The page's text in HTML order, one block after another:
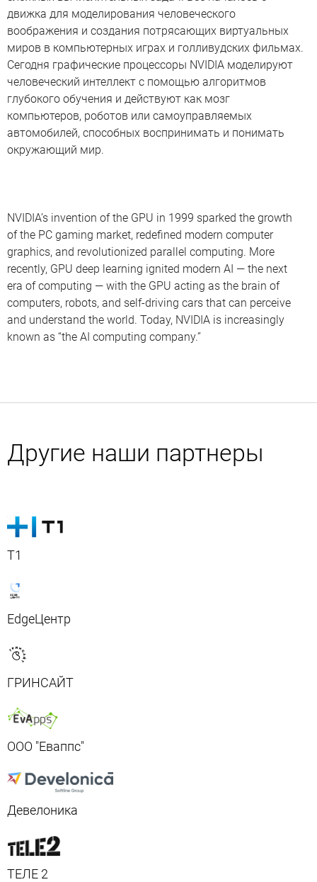
движка для моделирования человеческого
воображения и создания потрясающих виртуальных
миров в компьютерных играх и голливудских фильмах.
Сегодня графические процессоры NVIDIA моделируют
человеческий интеллект с помощью алгоритмов
глубокого обучения и действуют как мозг
компьютеров, роботов или самоуправляемых
автомобилей, способных воспринимать и понимать
окружающий мир.
NVIDIA’s invention of the GPU in 1999 sparked the growth
of the PC gaming market, redefined modern computer
graphics, and revolutionized parallel computing. More
recently, GPU deep learning ignited modern AI — the next
era of computing — with the GPU acting as the brain of
computers, robots, and self-driving cars that can perceive
and understand the world. Today, NVIDIA is increasingly
known as “the AI computing company.”
Другие наши партнеры
Т1
EdgeЦентр
ГРИНСАЙТ
ООО "Еваппс"
Девелоника
ТЕЛЕ 2